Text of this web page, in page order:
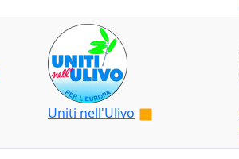
Uniti nell'Ulivo